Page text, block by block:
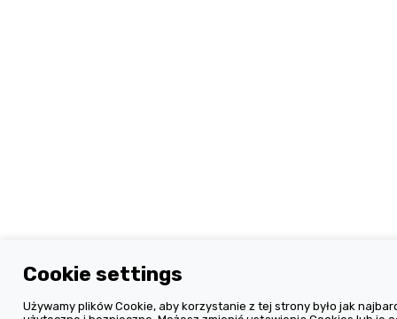
Cookie settings
Używamy plików Cookie, aby korzystanie z tej strony było jak